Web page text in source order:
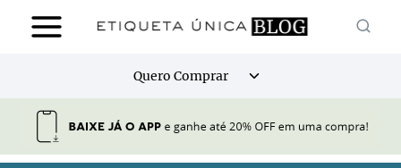
para
Quero Comprar
Alternar